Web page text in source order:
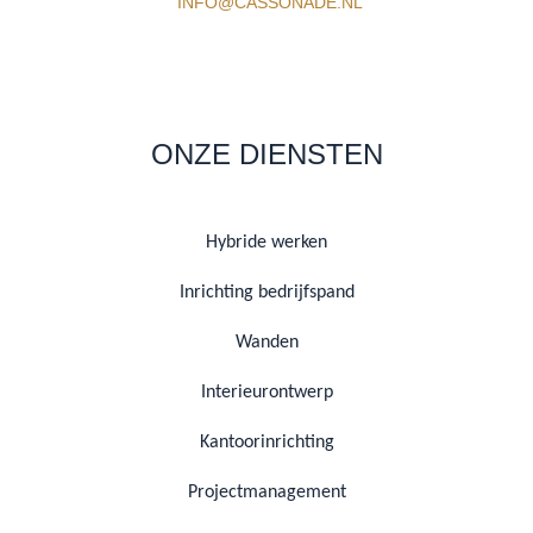
ONZE DIENSTEN
Hybride werken
Inrichting bedrijfspand
Wanden
Interieurontwerp
Kantoorinrichting
Projectmanagement